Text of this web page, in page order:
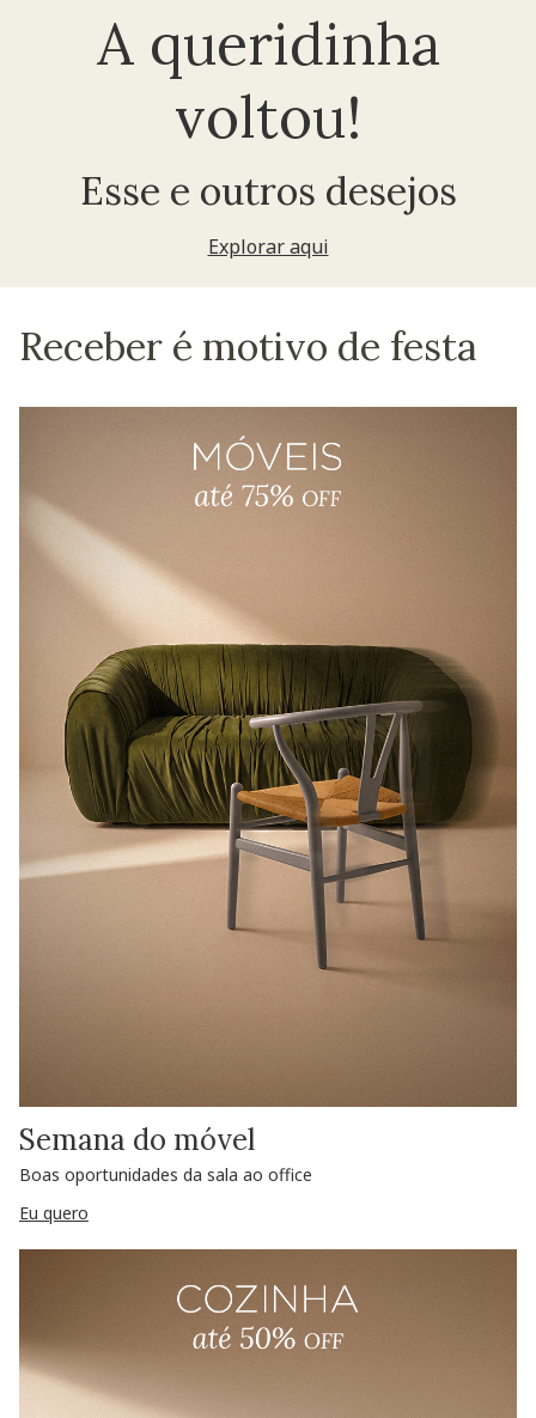
A queridinha
voltou!
Esse e outros desejos
Explorar aqui
Receber é motivo de festa
Semana do móvel
Boas oportunidades da sala ao office
Eu quero